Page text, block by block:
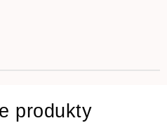
produkty